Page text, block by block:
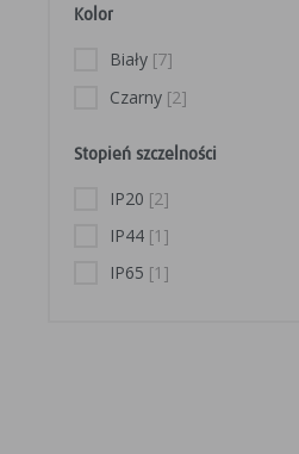
Kolor
Biały [7]
Czarny [2]
Stopień szczelności
IP20 [2]
IP44 [1]
IP65 [1]